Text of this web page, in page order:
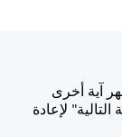
آية أخرى
لإعادة